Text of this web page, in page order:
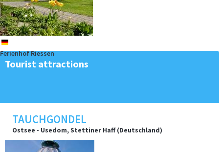
de
Ferienhof Riessen
Tourist attractions
TAUCHGONDEL
Ostsee - Usedom, Stettiner Haff (Deutschland)